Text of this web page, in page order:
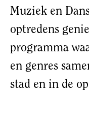
Muziek en
optredens
programma
en genres
stad en in de